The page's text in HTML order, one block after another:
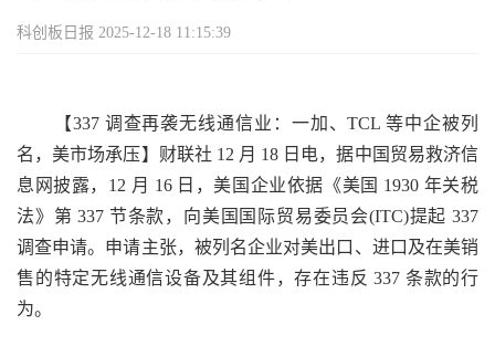
科创板日报 2025-12-18 11:15:39
【337 调查再袭无线通信业：一加、TCL 等中企被列
名，美市场承压】财联社 12 月 18 日电，据中国贸易救济信
息网披露，12 月 16 日，美国企业依据《美国 1930 年关税
法》第 337 节条款，向美国国际贸易委员会(ITC)提起 337
调查申请。申请主张，被列名企业对美出口、进口及在美销
售的特定无线通信设备及其组件，存在违反 337 条款的行
为。